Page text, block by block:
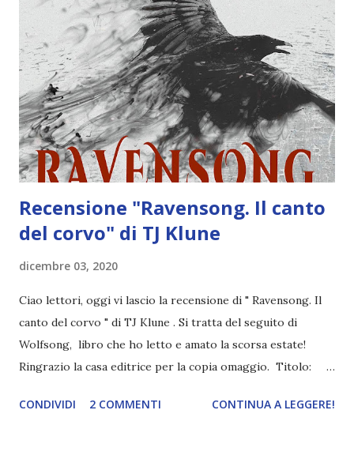
parlare di argomenti inerenti al mondo dei libri e della
book community. Ho già una lista di persone contattare,
però nel caso in cui foste interessati ad un'intervista, vi
lascio un modulo da compilare ( eccolo ). Vi contatterò io
stessa appena possibile. Ora passiamo all'intervista! 1) Ciao
Elena, benvenuta su Divoratori di libri! Vuoi presentarti
brevemente ai miei lettori? Ciao Giusy, e grazie di ospi...
Recensione "Ravensong. Il canto
del corvo" di TJ Klune
dicembre 03, 2020
Ciao lettori, oggi vi lascio la recensione di " Ravensong. Il
canto del corvo " di TJ Klune . Si tratta del seguito di
Wolfsong, libro che ho letto e amato la scorsa estate!
Ringrazio la casa editrice per la copia omaggio. Titolo:
TJ Klune Pagine: 619 Editore: Triskell Edizioni Anno: 2020
CONDIVIDI 2 COMMENTI CONTINUA A LEGGERE!